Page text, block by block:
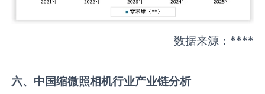
数据来源：****
六、中国缩微照相机行业产业链分析